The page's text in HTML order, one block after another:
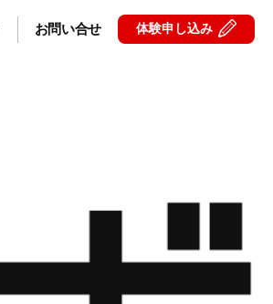
お問い合せ 体験申し込み